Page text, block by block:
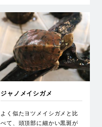
ジャノメイシガメ
よく似たヨツメイシガメと比
べて、頭頂部に細かい黒斑が